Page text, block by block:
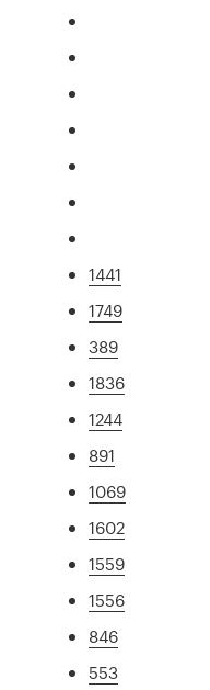
1441
1749
389
1836
1244
891
1069
1602
1559
1556
846
553